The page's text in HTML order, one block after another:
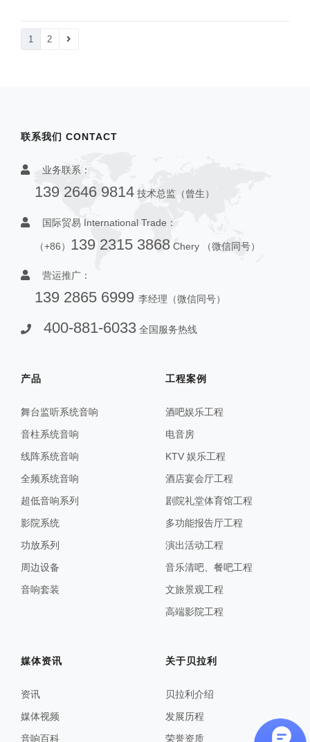
1 2
联系我们 CONTACT
业务联系：
139 2646 9814 技术总监（曾生）
国际贸易 International Trade：
（+86） 139 2315 3868 Chery （微信同号）
营运推广：
139 2865 6999 李经理（微信同号）
400-881-6033 全国服务热线
产品
舞台监听系统音响
音柱系统音响
线阵系统音响
全频系统音响
超低音响系列
影院系统
功放系列
周边设备
音响套装
工程案例
酒吧娱乐工程
电音房
KTV 娱乐工程
酒店宴会厅工程
剧院礼堂体育馆工程
多功能报告厅工程
演出活动工程
音乐清吧、餐吧工程
文旅景观工程
高端影院工程
媒体资讯
资讯
媒体视频
音响百科
关于贝拉利
贝拉利介绍
发展历程
荣誉资质